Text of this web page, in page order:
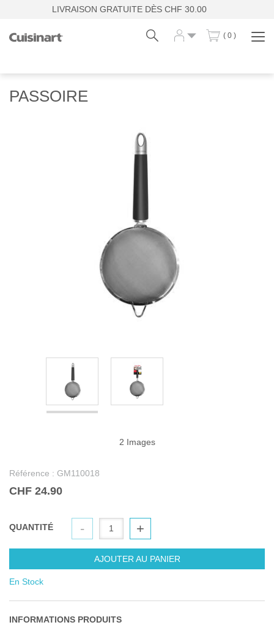
LIVRAISON GRATUITE DÈS CHF 30.00
( 0 )
PASSOIRE
2 Images
Référence : GM110018
CHF 24.90
QUANTITÉ - +
AJOUTER AU PANIER
En Stock
INFORMATIONS PRODUITS